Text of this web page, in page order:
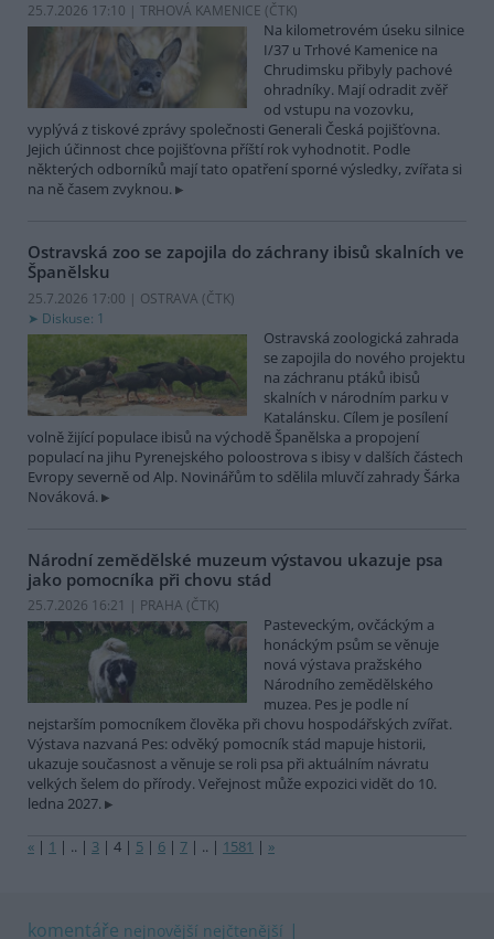
25.7.2026 17:10 | TRHOVÁ KAMENICE (ČTK)
Na kilometrovém úseku silnice
I/37 u Trhové Kamenice na
Chrudimsku přibyly pachové
ohradníky. Mají odradit zvěř
od vstupu na vozovku,
vyplývá z tiskové zprávy společnosti Generali Česká pojišťovna.
Jejich účinnost chce pojišťovna příští rok vyhodnotit. Podle
některých odborníků mají tato opatření sporné výsledky, zvířata si
na ně časem zvyknou.
Ostravská zoo se zapojila do záchrany ibisů skalních ve
Španělsku
25.7.2026 17:00 | OSTRAVA (ČTK)
Diskuse: 1
Ostravská zoologická zahrada
se zapojila do nového projektu
na záchranu ptáků ibisů
skalních v národním parku v
Katalánsku. Cílem je posílení
volně žijící populace ibisů na východě Španělska a propojení
populací na jihu Pyrenejského poloostrova s ibisy v dalších částech
Evropy severně od Alp. Novinářům to sdělila mluvčí zahrady Šárka
Nováková.
Národní zemědělské muzeum výstavou ukazuje psa
jako pomocníka při chovu stád
25.7.2026 16:21 | PRAHA (ČTK)
Pasteveckým, ovčáckým a
honáckým psům se věnuje
nová výstava pražského
Národního zemědělského
muzea. Pes je podle ní
nejstarším pomocníkem člověka při chovu hospodářských zvířat.
Výstava nazvaná Pes: odvěký pomocník stád mapuje historii,
ukazuje současnost a věnuje se roli psa při aktuálním návratu
velkých šelem do přírody. Veřejnost může expozici vidět do 10.
ledna 2027.
« | 1 | .. | 3 | 4 | 5 | 6 | 7 | .. | 1581 | »
komentáře nejnovější nejčtenější